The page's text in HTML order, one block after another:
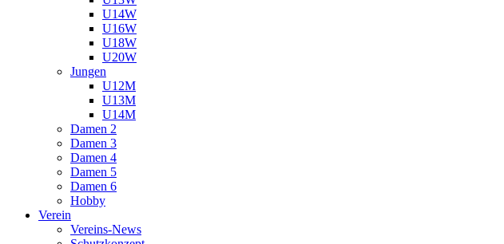
U14W
U16W
U18W
U20W
Jungen
U12M
U13M
U14M
Damen 2
Damen 3
Damen 4
Damen 5
Damen 6
Hobby
Verein
Vereins-News